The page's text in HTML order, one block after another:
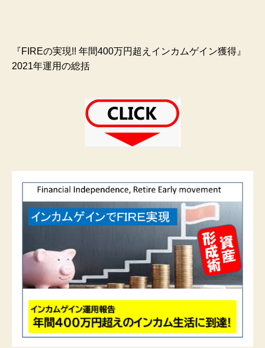
『FIREの実現!! 年間400万円超えインカムゲイン獲得』
2021年運用の総括